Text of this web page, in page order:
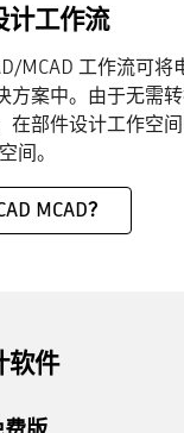
计工作流
MCAD 工作流可
方案中。由于无需
在部件设计工作空
间。
MCAD？
软件